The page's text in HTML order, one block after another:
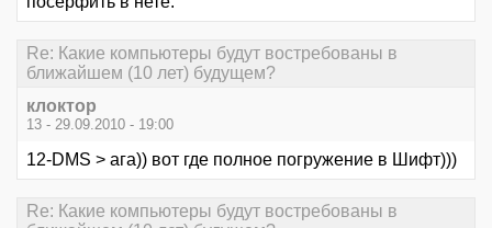
Re: Какие компьютеры будут востребованы в
ближайшем (10 лет) будущем?
клоктор
13 - 29.09.2010 - 19:00
12-DMS > ага)) вот где полное погружение в Шифт)))
Re: Какие компьютеры будут востребованы в